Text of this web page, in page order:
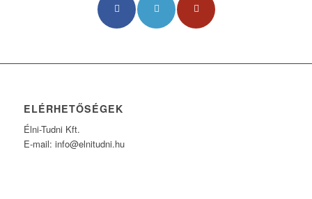
ELÉRHETŐSÉGEK
Élni-Tudni Kft.
E-mail: info@elnitudni.hu